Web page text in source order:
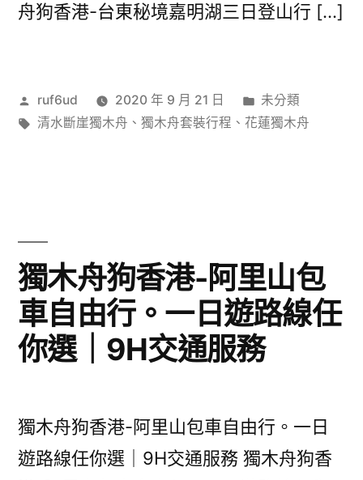
舟狗香港-台東秘境嘉明湖三日登山行 […]
作
者:
ruf6ud 2020 年 9 月 21 日
分
類:
未分類
標
清水斷崖獨木舟 、 獨木舟套裝行程 、 花蓮獨木舟
獨木舟狗香港-阿里山包
車自由行。一日遊路線任
你選｜9H交通服務
獨木舟狗香港-阿里山包車自由行。一日
遊路線任你選｜9H交通服務 獨木舟狗香